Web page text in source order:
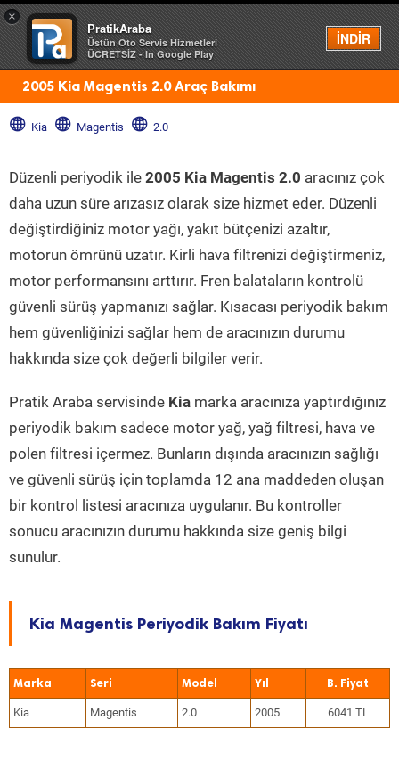
×
PratikAraba
Üstün Oto Servis Hizmetleri
ÜCRETSİZ - In Google Play
İNDİR
Menü
2005 Kia Magentis 2.0 Araç Bakımı
Kia Magentis 2.0
Düzenli periyodik ile 2005 Kia Magentis 2.0 aracınız çok
daha uzun süre arızasız olarak size hizmet eder. Düzenli
değiştirdiğiniz motor yağı, yakıt bütçenizi azaltır,
motorun ömrünü uzatır. Kirli hava filtrenizi değiştirmeniz,
motor performansını arttırır. Fren balataların kontrolü
güvenli sürüş yapmanızı sağlar. Kısacası periyodik bakım
hem güvenliğinizi sağlar hem de aracınızın durumu
hakkında size çok değerli bilgiler verir.
Pratik Araba servisinde Kia marka aracınıza yaptırdığınız
periyodik bakım sadece motor yağ, yağ filtresi, hava ve
polen filtresi içermez. Bunların dışında aracınızın sağlığı
ve güvenli sürüş için toplamda 12 ana maddeden oluşan
bir kontrol listesi aracınıza uygulanır. Bu kontroller
sonucu aracınızın durumu hakkında size geniş bilgi
sunulur.
Kia Magentis Periyodik Bakım Fiyatı
Marka Seri Model Yıl
Kia Magentis 2.0 2005 6041 TL